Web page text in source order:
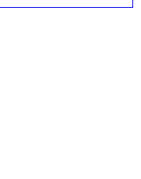
度のアサインｍｔｇで
してもらえる。結
ｊにアサインしても
しクライアントへ価
住宅手当を支給しま
す。 2026年8月18日
とを楽しみにしてお
お願いいたします。
規事業開発も手掛け
援も行っている。 (参
数ジョイン。 http